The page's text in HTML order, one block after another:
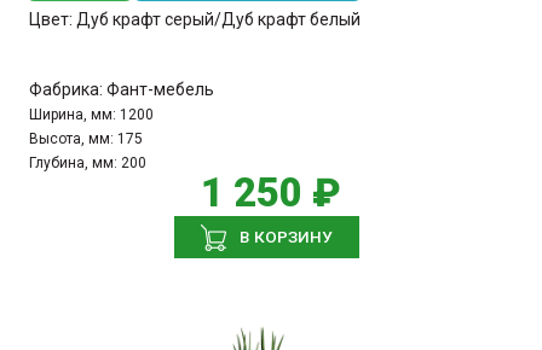
Цвет: Дуб крафт серый/Дуб крафт белый
Фабрика: Фант-мебель
Ширина, мм: 1200
Высота, мм: 175
Глубина, мм: 200
1 250 ₽
В КОРЗИНУ